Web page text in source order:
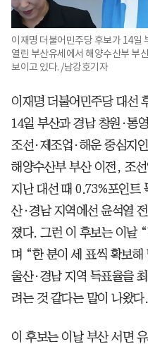
이재명 더불어민주당 후보가 14일
열린 부산유세에서 해양수산부 부
보이고 있다. /남강호기자
이재명 더불어민주당 대선
14일 부산과 경남 창원·통
조선·제조업·해운 중심지
해양수산부 부산 이전, 조
지난 대선 때 0.73%포인트
산·경남 지역에선 윤석열
졌다. 그런 이 후보는 이날
며 “한 분이 세 표씩 확보
울산·경남 지역 득표율을
려는 것 같다는 말이 나왔다.
이 후보는 이날 부산 서면